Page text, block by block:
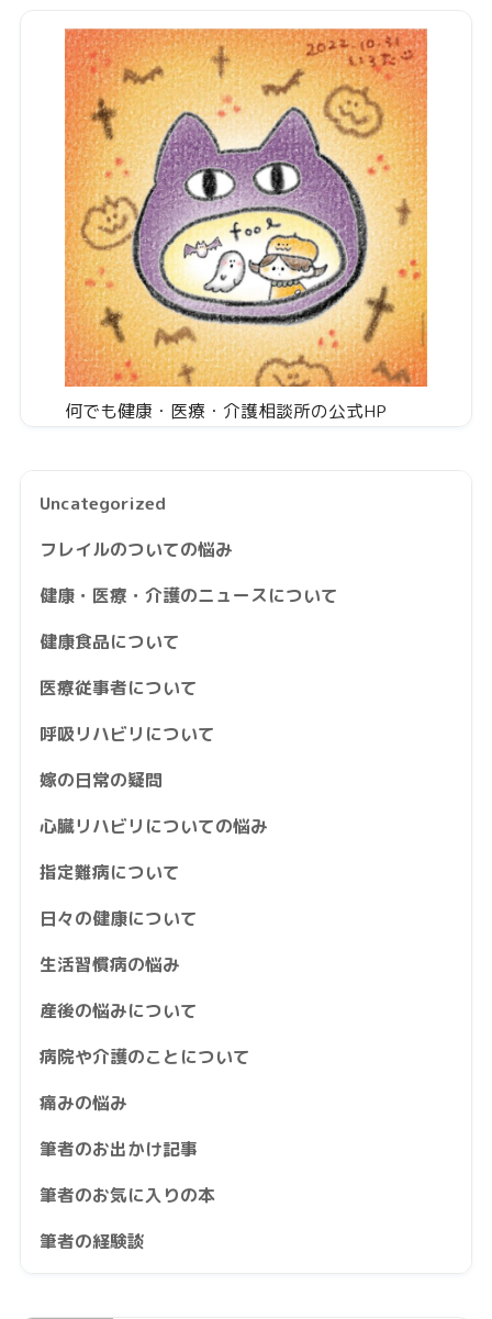
何でも健康・医療・介護相談所の公式HP
Uncategorized
フレイルのついての悩み
健康・医療・介護のニュースについて
健康食品について
医療従事者について
呼吸リハビリについて
嫁の日常の疑問
心臓リハビリについての悩み
指定難病について
日々の健康について
生活習慣病の悩み
産後の悩みについて
病院や介護のことについて
痛みの悩み
筆者のお出かけ記事
筆者のお気に入りの本
筆者の経験談